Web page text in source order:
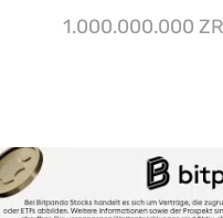
1.000.000.000